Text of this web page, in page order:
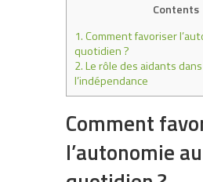
Contents
1.Comment favoriser
quotidien ?
2.Le rôle des aidants
l’indépendance
Comment
l’autonomie au